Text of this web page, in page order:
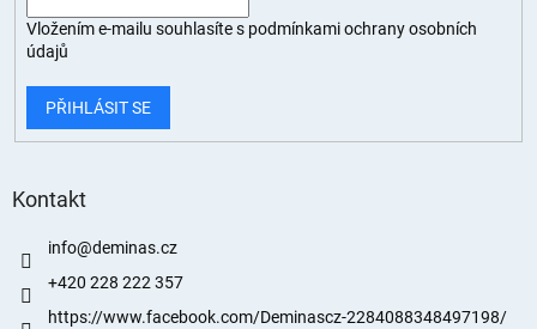
Vložením e-mailu souhlasíte s podmínkami ochrany osobních
údajů
PŘIHLÁSIT SE
Kontakt
info@deminas.cz
+420 228 222 357
https://www.facebook.com/Deminascz-2284088348497198/